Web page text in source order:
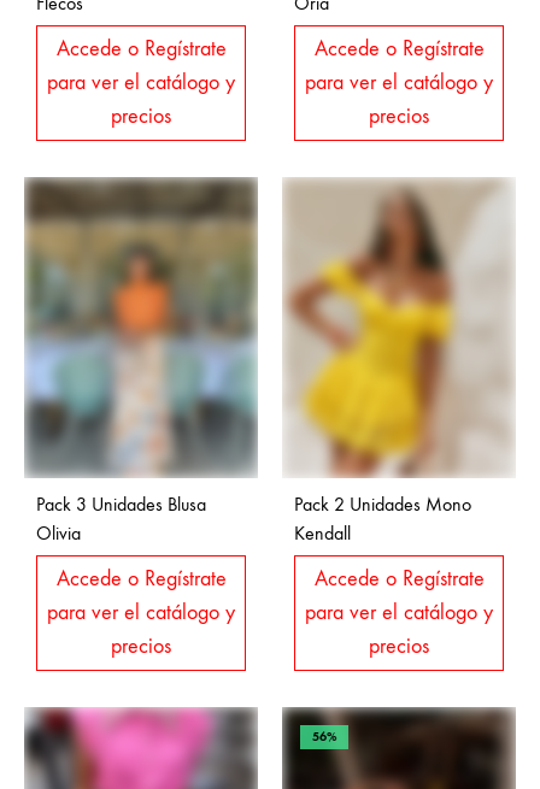
Accede o Regístrate
para ver el catálogo y
precios
Accede o Regístrate
para ver el catálogo y
precios
Pack 3 Unidades Blusa
Olivia
Accede o Regístrate
para ver el catálogo y
precios
Pack 2 Unidades Mono
Kendall
Accede o Regístrate
para ver el catálogo y
precios
56%